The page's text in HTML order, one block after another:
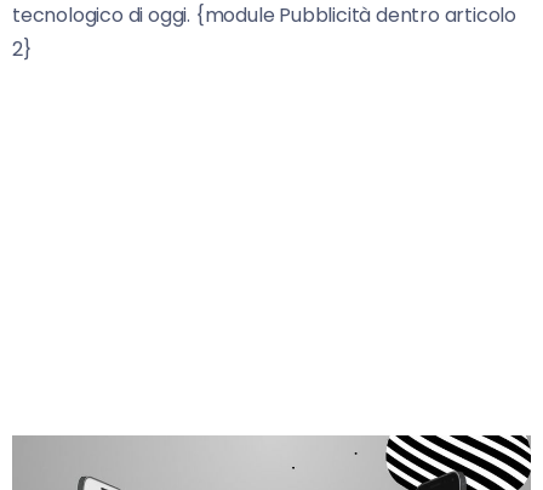
tecnologico di oggi. {module Pubblicità dentro articolo
2}